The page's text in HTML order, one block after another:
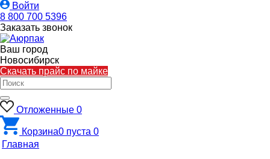
Войти
8 800 700 5396
Заказать звонок
Ваш город
Новосибирск
Скачать прайс по майке
Отложенные 0
Корзина0 пуста 0
Главная